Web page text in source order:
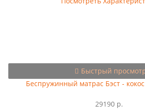
Быстрый
Беспружинный матрас Бэст -
29190 р.